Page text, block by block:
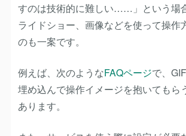
すのは技術的に難しい……」という場
ライドショー、画像などを使って操作
のも一案です。
例えば、次のようなFAQページで、
埋め込んで操作イメージを抱いてもら
あります。